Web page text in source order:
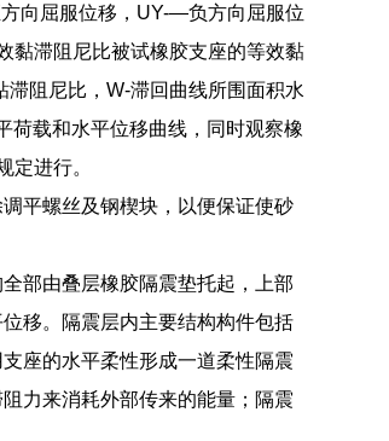
向屈服位移，UY-―负方向屈服位
黏滞阻尼比被试橡胶支座的等效黏
滞阻尼比，W-滞回曲线所围面积水
荷载和水平位移曲线，同时观察橡
定进行。
平螺丝及钢楔块，以便保证使砂
部由叠层橡胶隔震垫托起，上部
移。隔震层内主要结构构件包括
座的水平柔性形成一道柔性隔震
力来消耗外部传来的能量；隔震